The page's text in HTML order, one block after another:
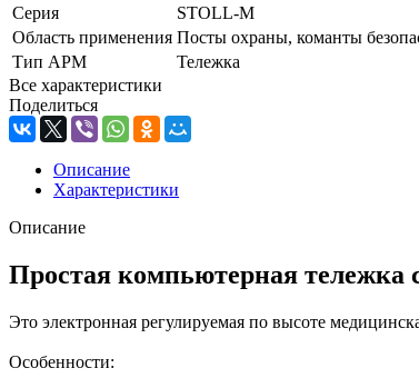
Серия
STOLL-M
Область применения Посты охраны, команты
Тип АРМ
Тележка
Все характеристики
Поделиться
Описание
Характеристики
Описание
Простая компьютерная тележка
Это электронная регулируемая по высоте
Особенности: